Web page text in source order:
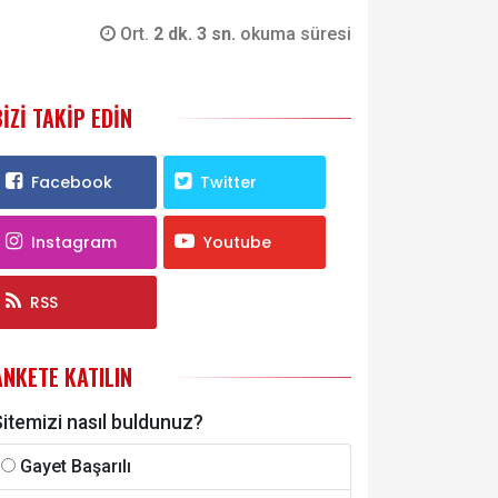
Ort. 2 dk. 3 sn. okuma süresi
TAKIP EDIN
Facebook Twitter
Instagram Youtube
RSS
KATILIN
nasıl buldunuz?
Gayet Başarılı